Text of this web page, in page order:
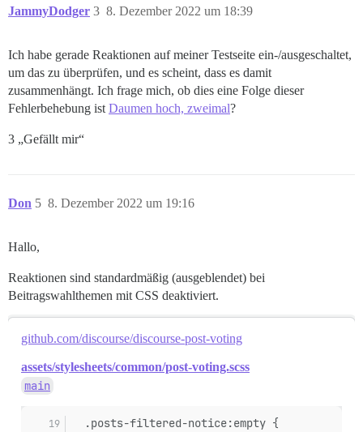
JammyDodger 8. Dezember 2022 um 18:39
3
Ich habe gerade Reaktionen auf meiner Testseite ein-/ausgeschaltet,
um das zu überprüfen, und es scheint, dass es damit
zusammenhängt. Ich frage mich, ob dies eine Folge dieser
Fehlerbehebung ist Daumen hoch, zweimal?
3 „Gefällt mir“
Don 8. Dezember 2022 um 19:16
5
Hallo,
Reaktionen sind standardmäßig (ausgeblendet) bei
Beitragswahlthemen mit CSS deaktiviert.
github.com/discourse/discourse-post-voting
assets/stylesheets/common/post-voting.scss
main
  .posts-filtered-notice:empty {